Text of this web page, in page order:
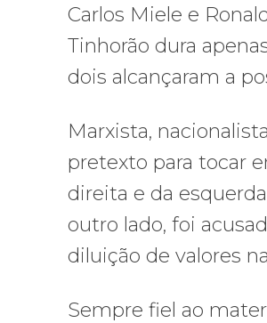
Carlos Miele e
Tinhorão dura
dois alcançaram a
Marxista,
pretexto para tocar
direita e da
outro lado, foi
diluição de valores
Sempre fiel ao